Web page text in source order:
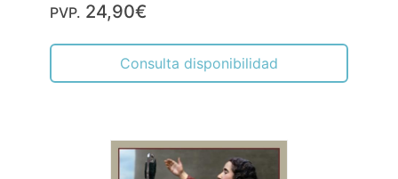
PVP. 24,90€
Consulta disponibilidad